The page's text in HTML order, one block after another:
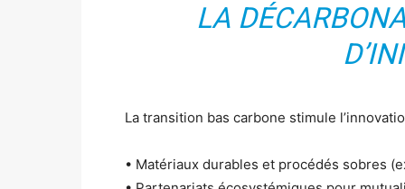
LA
La transition bas carbone stimule
• Matériaux durables et procédés sobres